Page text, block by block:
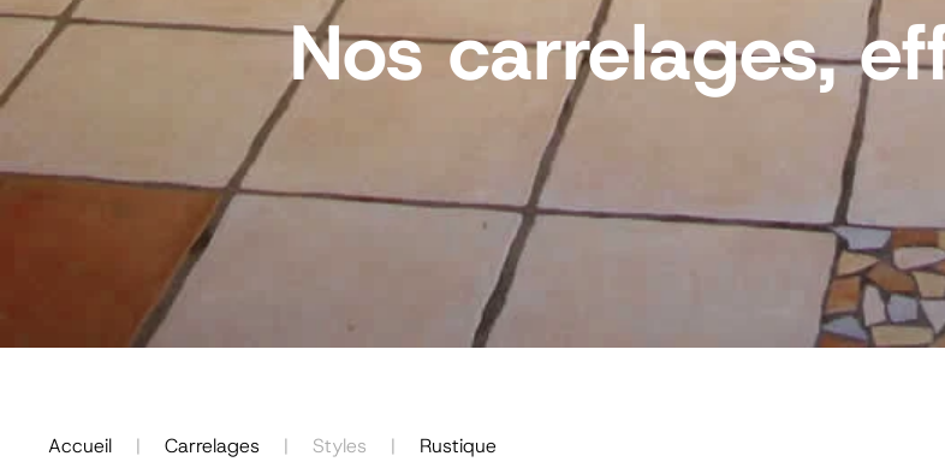
Nos carrelages,
Accueil Carrelages Styles Rustique